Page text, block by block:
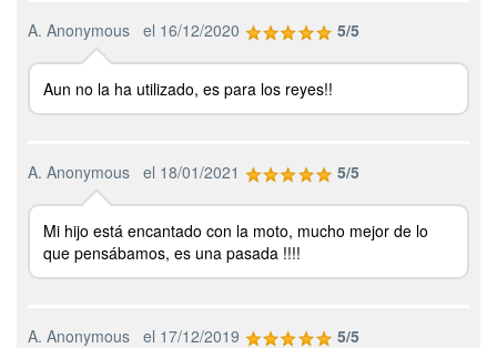
A. Anonymous el 16/12/2020 5/5
Aun no la ha utilizado, es para los reyes!!
A. Anonymous el 18/01/2021 5/5
Mi hijo está encantado con la moto, mucho mejor de lo
que pensábamos, es una pasada !!!!
A. Anonymous el 17/12/2019 5/5